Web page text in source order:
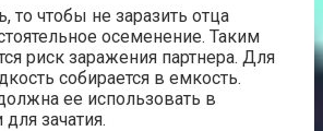
то чтобы не заразить отца
осеменение. Таким
риск заражения партнера. Для
собирается в емкость.
ее использовать в
зачатия.